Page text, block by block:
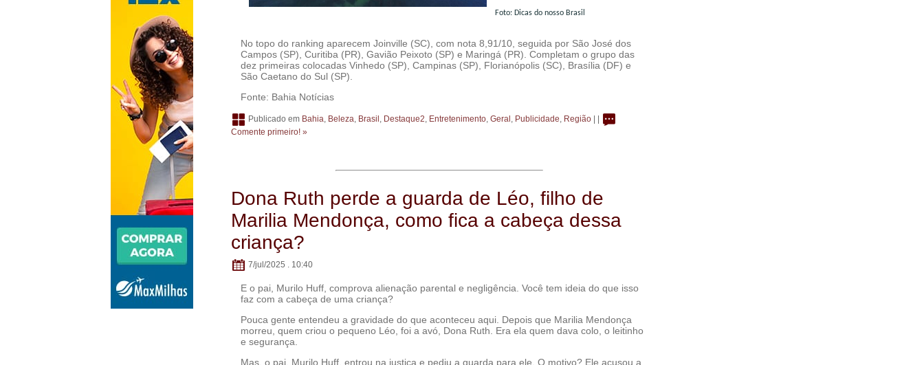
Foto: Dicas do nosso Brasil
No topo do ranking aparecem Joinville (SC), com nota 8,91/10, seguida por São José dos
Campos (SP), Curitiba (PR), Gavião Peixoto (SP) e Maringá (PR). Completam o grupo das
dez primeiras colocadas Vinhedo (SP), Campinas (SP), Florianópolis (SC), Brasília (DF) e
São Caetano do Sul (SP).
Fonte: Bahia Notícias
Publicado em Bahia, Beleza, Brasil , Destaque2, Entretenimento, Geral , Publicidade, Região
Comente primeiro! »
Dona Ruth perde a guarda de Léo, filho de
Marilia Mendonça, como fica a cabeça dessa
criança?
7/jul/2025 . 10:40
E o pai, Murilo Huff, comprova alienação parental e negligência. Você tem ideia do que isso
faz com a cabeça de uma criança?
Pouca gente entendeu a gravidade do que aconteceu aqui. Depois que Marilia Mendonça
morreu, quem criou o pequeno Léo, foi a avó, Dona Ruth. Era ela quem dava colo, o leitinho
e segurança.
Mas, o pai, Murilo Huff, entrou na justiça e pediu a guarda para ele. O motivo? Ele acusou a